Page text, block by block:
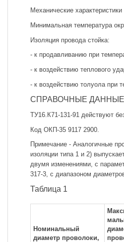
Механические
Минимальная температура
Изоляция провода стойка:
- к продавливанию при
- к воздействию теплового
- к воздействию толуола при
СПРАВОЧНЫЕ ДАННЫЕ
ТУ16.К71-131-91 действуют
Код ОКП-35 9117 2900.
Примечание - Аналогичные
изоляции типа 1 и 2)
двумя изменениями, с
317-3, с диапазоном
Таблица 1
Номинальный
диаметр проволоки,